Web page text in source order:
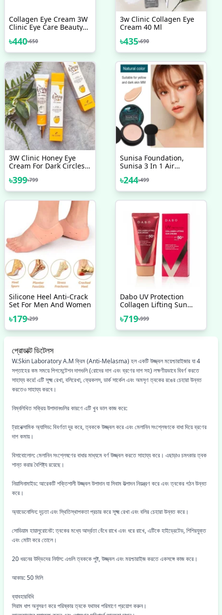
Collagen Eye Cream 3W
Clinic Eye Care Beauty
৳440৳650
3w Clinic Collagen Eye
Cream 40 Ml
৳435৳690
3W Clinic Honey Eye
Cream For Dark Circles
40 Ml
৳399৳799
Sunisa Foundation,
Sunisa 3 In 1 Air
BB Cream Foundation
৳244৳499
Silicone Heel Anti-Crack
Set For Men And Women
৳179৳299
Dabo UV Protection
Collagen Lifting Sun
70ml
৳719৳999
প্রোডাক্ট ডিটেলস
W.Skin Laboratory A.M ক্রিম (Anti-Melasma) হল একটি উজ্জ্বল ময়েশ্চারাইজার যা 4
সপ্তাহের কম সময়ে পিগমেন্টেশন দাগগুলি (রোদের দাগ এবং ব্রণের দাগ সহ) লক্ষণীয়ভাবে বিবর্ণ করতে
সাহায্য করে! এটি সূক্ষ্ম রেখা, বলিরেখা, ফ্রেকলস, ডার্ক সার্কেল এবং অমসৃণ ত্বকের রঙের চেহারা উন্নত
করতেও সাহায্য করবে।
নিম্নলিখিত সক্রিয় উপাদানগুলির কারণে এটি খুব ভাল কাজ করে:
ট্রানেক্সামিক অ্যাসিড: বিবর্ণতা দূর করে, ত্বককে উজ্জ্বল করে এবং মেলানিন সংশ্লেষণকে বাধা দিয়ে ব্রণের
দাগ কমায়।
বিসাবোলোল: মেলানিন সংশ্লেষণের বাধার মাধ্যমে বর্ণ উজ্জ্বল করতে সাহায্য করে। এছাড়াও চমৎকার ত্বক
শান্ত করার বৈশিষ্ট্য রয়েছে।
নিয়াসিনামাইড: আরেকটি শক্তিশালী উজ্জ্বল উপাদান যা সিবাম উত্পাদন নিয়ন্ত্রণ করে এবং ত্বকের গঠন উন্নত
করে।
অ্যাডেনোসিন: দৃঢ়তা এবং স্থিতিস্থাপকতা প্রচার করে সূক্ষ্ম রেখা এবং বলির চেহারা উন্নত করে।
সোডিয়াম হায়ালুরোনেট: ত্বকের মধ্যে আর্দ্রতা বেঁধে রাখে এবং ধরে রাখে, এটিকে হাইড্রেটেড, শিশিরযুক্ত
এবং মোটা করে তোলে।
20 ধরনের উদ্ভিদের নির্যাস: এগুলি ত্বককে পুষ্ট, উজ্জ্বল এবং ময়শ্চারাইজ করতে একসঙ্গে কাজ করে।
আকার: 50 মিলি
ব্যাবহারবিধি
সিরাম ধাপ অনুসরণ করে পরিষ্কার ত্বকে যথাযথ পরিমাণে প্রয়োগ করুন।